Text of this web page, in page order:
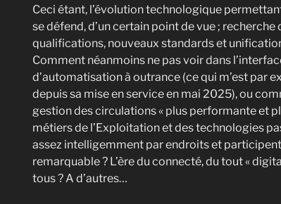
Ceci étant, l’évolution technologique
se défend, d’un certain point de vue ;
qualifications, nouveaux standards et
Comment néanmoins ne pas voir dans
d’automatisation à outrance (ce qui m’est par
depuis sa mise en service en mai 2025), ou
gestion des circulations « plus performante et
métiers de l’Exploitation et des technologies
assez intelligemment par endroits et
remarquable ? L’ère du connecté, du tout «
tous ? A d’autres…